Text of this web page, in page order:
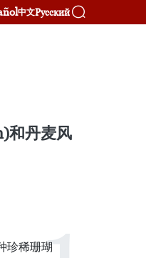
中文Русский
和丹麦风
珍稀珊瑚